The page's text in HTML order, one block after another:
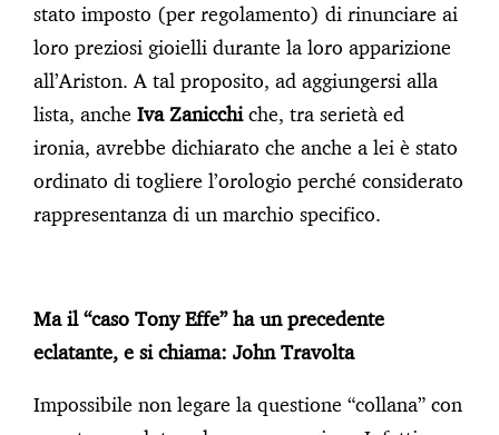
stato imposto (per regolamento) di rinunciare ai
loro preziosi gioielli durante la loro apparizione
all’Ariston. A tal proposito, ad aggiungersi alla
lista, anche Iva Zanicchiche, tra serietà ed
ironia, avrebbe dichiarato che anche a lei è stato
ordinato di togliere l’orologio perché considerato
rappresentanza di un marchio specifico.
Ma il “caso Tony Effe” ha un precedente
eclatante, e si chiama: John Travolta
Impossibile non legare la questione “collana” con